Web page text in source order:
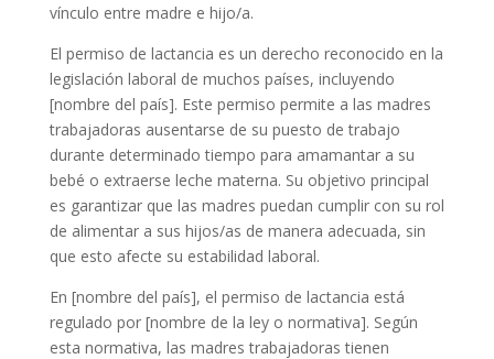
vínculo entre madre e hijo/a.
El permiso de lactancia es un derecho reconocido en la
legislación laboral de muchos países, incluyendo
[nombre del país]. Este permiso permite a las madres
trabajadoras ausentarse de su puesto de trabajo
durante determinado tiempo para amamantar a su
bebé o extraerse leche materna. Su objetivo principal
es garantizar que las madres puedan cumplir con su rol
de alimentar a sus hijos/as de manera adecuada, sin
que esto afecte su estabilidad laboral.
En [nombre del país], el permiso de lactancia está
regulado por [nombre de la ley o normativa]. Según
esta normativa, las madres trabajadoras tienen